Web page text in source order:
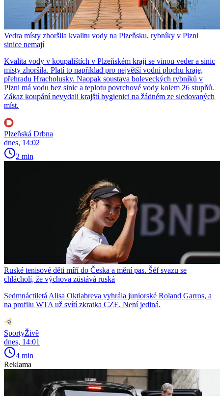
Vedra místy zhoršila kvalitu vody na Plzeňsku, rybníky v Plzni
sinice nemají
Kvalita vody v koupalištích v Plzeňském kraji se vinou veder a sinic
místy zhoršila. Platí to například pro největší vodní plochu kraje,
přehradu Hracholusky. Naopak soustava boleveckých rybníků v
Plzni má vodu bez sinic a teplotu povrchové vody kolem 26 stupňů.
Zákaz koupání nevydali krajští hygienici na žádném ze sledovaných
míst.
Plzeňská Drbna
dnes, 14:02
2 min
Ruské tenisové děti míří do Česka a mění pas. Šéf svazu se
chlácholí, že výchova zůstává ruská
Sedmnáctiletá Alisa Oktiabreva vyhrála juniorské Roland Garros, a
na profilu WTA už svítí zkratka CZE. Není jediná.
SportyŽivě
dnes, 14:01
4 min
Reklama